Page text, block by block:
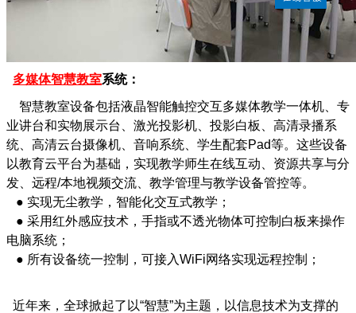
多媒体智慧教室系统：
智慧教室设备包括液晶智能触控交互多媒体教学一体机、专
业讲台和实物展示台、激光投影机、投影白板、高清录播系
统、高清云台摄像机、音响系统、学生配套Pad等。这些设备
以教育云平台为基础，实现教学师生在线互动、资源共享与分
发、远程/本地视频交流、教学管理与教学设备管控等。
● 实现无尘教学，智能化交互式教学；
● 采用红外感应技术，手指或不透光物体可控制白板来操作
电脑系统；
● 所有设备统一控制，可接入WiFi网络实现远程控制；
近年来，全球掀起了以“智慧”为主题，以信息技术为支撑的